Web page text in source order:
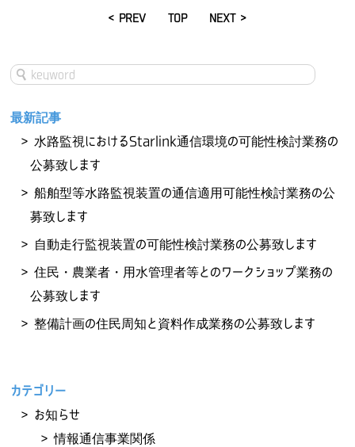
< PREV TOP NEXT >
最新記事
水路監視におけるStarlink通信環境の可能性検討業務の
公募致します
船舶型等水路監視装置の通信適用可能性検討業務の公
募致します
自動走行監視装置の可能性検討業務の公募致します
住民・農業者・用水管理者等とのワークショップ業務の
公募致します
整備計画の住民周知と資料作成業務の公募致します
カテゴリー
お知らせ
情報通信事業関係